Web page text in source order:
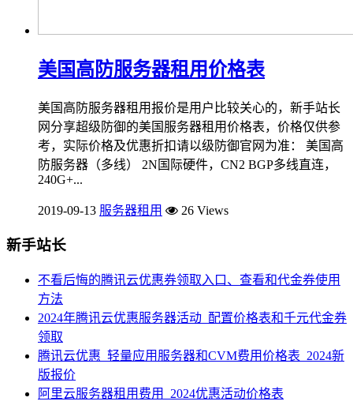
美国高防服务器租用价格表
美国高防服务器租用报价是用户比较关心的，新手站长
网分享超级防御的美国服务器租用价格表，价格仅供参
考，实际价格及优惠折扣请以级防御官网为准： 美国高
防服务器（多线） 2N国际硬件，CN2 BGP多线直连，
240G+...
2019-09-13 服务器租用 26 Views
新手站长
不看后悔的腾讯云优惠券领取入口、查看和代金券使用
方法
2024年腾讯云优惠服务器活动_配置价格表和千元代金券
领取
腾讯云优惠_轻量应用服务器和CVM费用价格表_2024新
版报价
阿里云服务器租用费用_2024优惠活动价格表